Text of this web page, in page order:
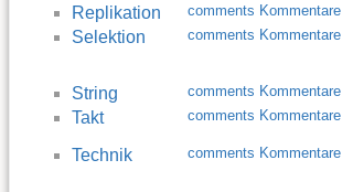
Replikation comments Kommentare
Selektion comments Kommentare
String comments Kommentare
Takt comments Kommentare
Technik comments Kommentare